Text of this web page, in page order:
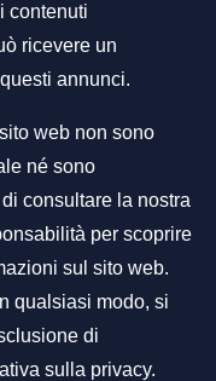
contenuti
ricevere un
annunci.
web non sono
né sono
consultare la nostra
per scoprire
sul sito web.
qualsiasi modo, si
di
sulla privacy.